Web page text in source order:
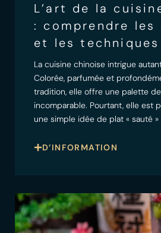
L’art de la
: comprendre les
et les techniques
La cuisine chinoise intrigue
Colorée, parfumée et
tradition, elle offre une palette
incomparable. Pourtant, elle est
une simple idée de plat « sauté »
D’INFORMATION